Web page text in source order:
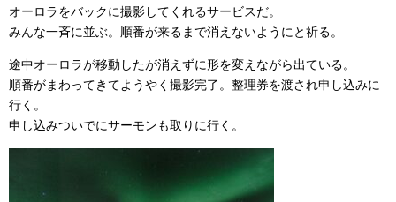
オーロラをバックに撮影してくれるサービスだ。
みんな一斉に並ぶ。順番が来るまで消えないようにと祈る。
途中オーロラが移動したが消えずに形を変えながら出ている。
順番がまわってきてようやく撮影完了。整理券を渡され申し込みに
行く。
申し込みついでにサーモンも取りに行く。